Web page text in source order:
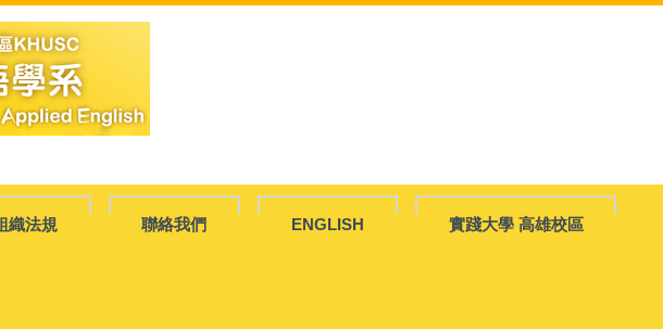
織法規 聯絡我們 ENGLISH 實踐大學 高雄校區